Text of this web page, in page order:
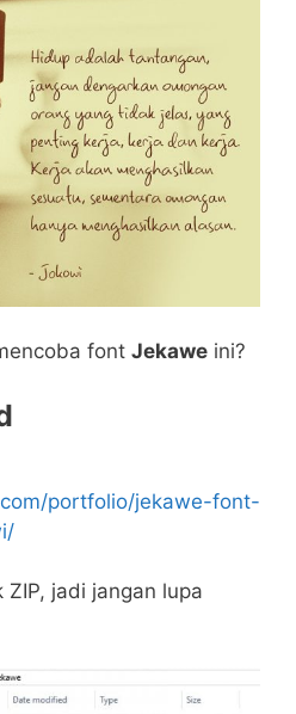
font Jekawe ini?
portfolio/jekawe-font-
jadi jangan lupa